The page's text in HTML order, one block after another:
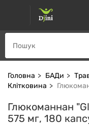
Головна БАДи
Клітковина
Глюкоманнан
575 мг, 180